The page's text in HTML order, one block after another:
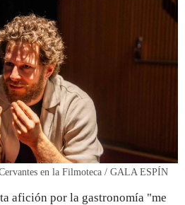
en la Filmoteca / GALA ESPÍN
afición por la gastronomía "me